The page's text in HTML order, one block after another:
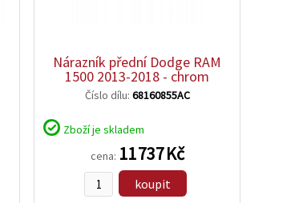
Nárazník přední Dodge RAM
1500 2013-2018 - chrom
cena: 11 737 Kč
Číslo dílu: 68160855AC
koupit
Zboží je skladem